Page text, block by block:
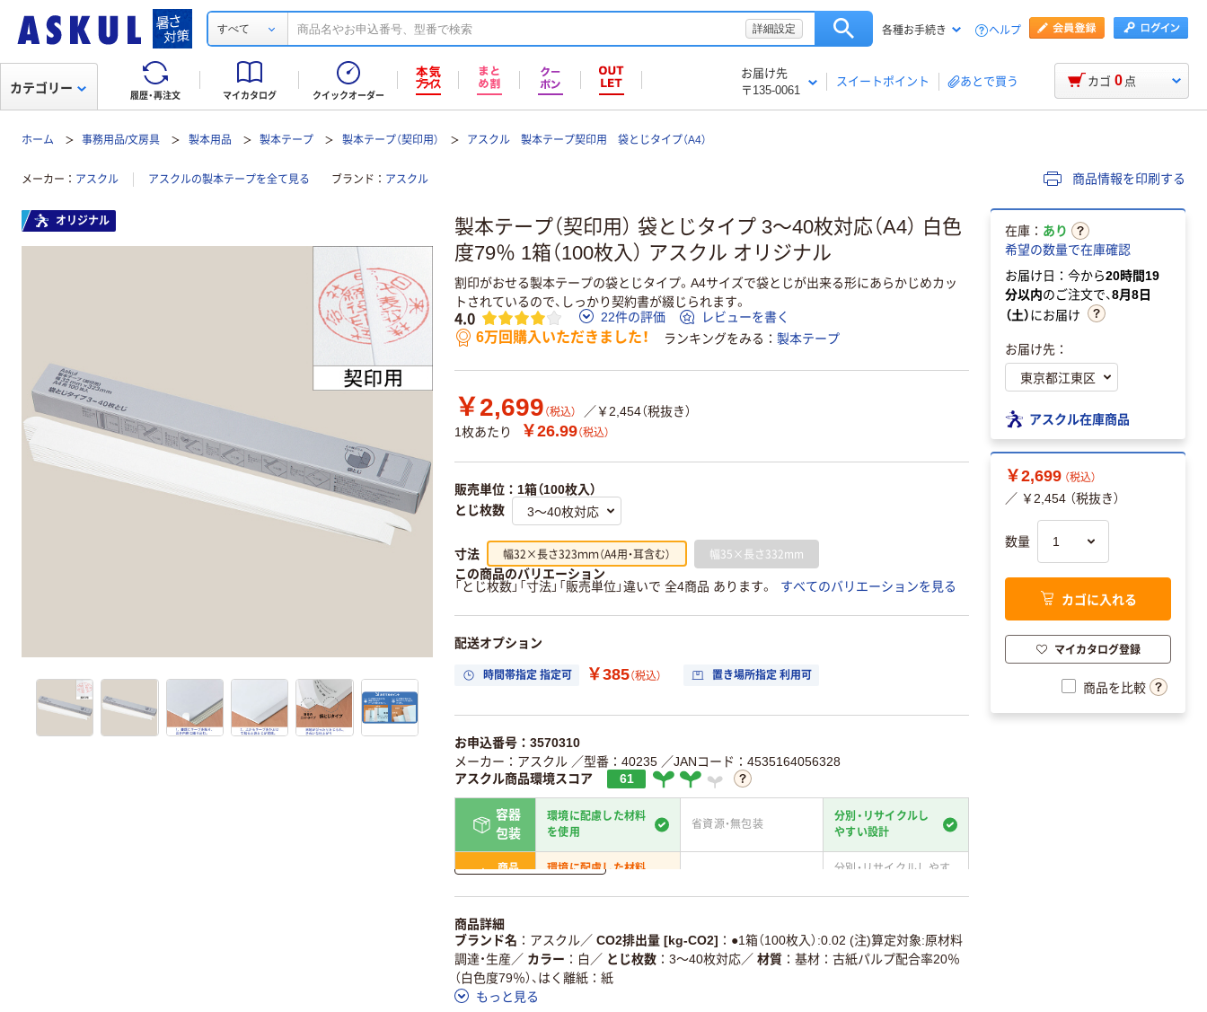
すべて 詳細設定 各種お手続き ヘルプ
履歴・再注文 マイカタログ クイックオーダー
お届け先
〒135-0061
スイートポイント あとで買う
カテゴリー カゴ 0 点
ホーム 事務用品/文房具 製本用品 製本テープ 製本テープ（契印用） アスクル 製本テープ契印用 袋とじタイプ（A4）
メーカー アスクル アスクルの製本テープを全て見る ブランド アスクル 商品情報を印刷する
製本テープ（契印用） 袋とじタイプ 3～40枚対応（A4） 白色
度79％ 1箱（100枚入） アスクル オリジナル
割印がおせる製本テープの袋とじタイプ。A4サイズで袋とじが出来る形にあらかじめカッ
トされているので、しっかり契約書が綴じられます。
4.0 22件の評価 レビューを書く
6万回購入いただきました！ ランキングをみる 製本テープ
￥2,699 （税込）
／￥2,454（税抜き）
1枚あたり
￥26.99（税込）
販売単位：1箱（100枚入）
とじ枚数
寸法 幅32×長さ323ｍｍ（A4用・耳含む） 幅35×長さ332mm
この商品のバリエーション
「とじ枚数」「寸法」「販売単位」違いで 全4商品 あります。
すべてのバリエーションを見る
配送オプション
時間帯指定 指定可 ￥385（税込） 置き場所指定 利用可
お申込番号：3570310
メーカー：アスクル ／型番：40235 ／JANコード：4535164056328
アスクル商品環境スコア
61
容器
包装
環境に配慮した材料
を使用
省資源・無包装
分別・リサイクルし
やすい設計
商品
環境に配慮した材料
分別・リサイクルしやす
仕組
る
ている
削減
この商品の環境配慮ポイントです。詳しくはページ下部の商品詳細「アスクル商品環境スコ
ア詳細／加点項目
」で確認できます。
詳しく見る
商品詳細
ブランド名
アスクル／ CO2排出量 [kg-CO2]
●1箱（100枚入）:0.02 (注)算定対象:原材料
調達・生産／ カラー 白 ／ とじ枚数 3～40枚対応／ 材質
基材：古紙パルプ配合率20％
（白色度79％）、はく離紙：紙
もっと見る
オリジナル
在庫： あり
希望の数量で在庫確認
お届け日：今から20時間19
分以内のご注文で、8月8日
（土）にお届け
お届け先：
アスクル在庫商品
￥2,699 （税込）
／ ￥2,454 （税抜き）
数量
カゴに入れる
マイカタログ登録
商品を比較